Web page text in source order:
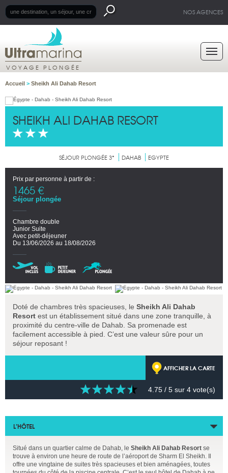
NOS AGENCES
VOYAGE PLONGÉE
Accueil > Sheikh Ali Dahab Resort
SHEIKH ALI DAHAB RESORT
SÉJOUR PLONGÉE 3* DAHAB EGYPTE
Prix par personne à partir de :
1465 €
Séjour plongée
Chambre double
Junior Suite
Avec petit-déjeuner
Du 13/06/2026 au 18/08/2026
Doté de chambres très spacieuses, le Sheikh Ali Dahab
Resort est un établissement situé dans une zone tranquille, à
proximité du centre-ville de Dahab. Sa promenade est
facilement accessible à pied. C’est une valeur sûre pour un
séjour reposant !
AFFICHER LA CARTE
4.75 / 5 sur 4 vote(s)
L’HÔTEL
Situé dans un quartier calme de Dahab, le Sheikh Ali Dahab Resort se
trouve à environ une heure de route de l’aéroport de Sharm El Sheikh. Il
offre une vingtaine de suites très spacieuses et bien aménagées, toutes